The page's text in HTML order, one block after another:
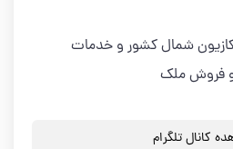
اکازیون شمال کشور و خدمات
و فروش ملک
کانال تلگرام